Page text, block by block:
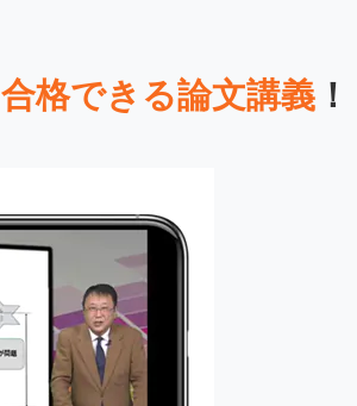
合格できる論文講義！